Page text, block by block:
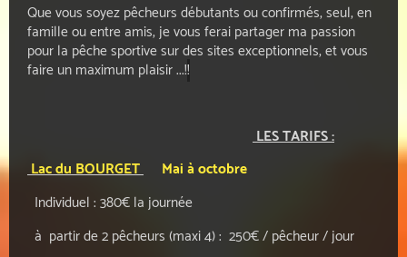
Que vous soyez pêcheurs débutants ou confirmés, seul, en
famille ou entre amis, je vous ferai partager ma passion
pour la pêche sportive sur des sites exceptionnels, et vous
faire un maximum plaisir ...!!
LES TARIFS :
Lac du BOURGET Mai à octobre
Individuel : 380€ la journée
à partir de 2 pêcheurs (maxi 4) : 250€ / pêcheur / jour